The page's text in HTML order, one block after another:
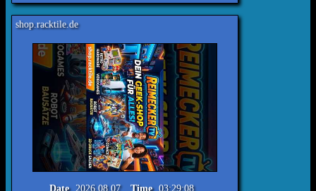
Date 2026.08.07 Time 03:29:08